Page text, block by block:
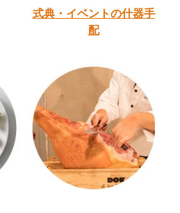
式典・イベントの什器手
配